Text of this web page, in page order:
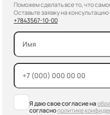
Поможем сделать все то, что
Оставьте заявку на
+7843567-10-00
Я даю свое согласие на
согласнополитике